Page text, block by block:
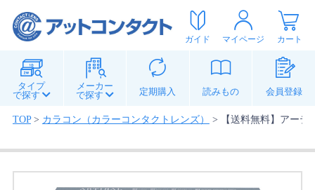
ガイド マイページ カート
タイプ
で探す
メーカー
で探す
定期購入 読みもの 会員登録
TOP> カラコン（カラーコンタクトレンズ） > 【送料無料】アー